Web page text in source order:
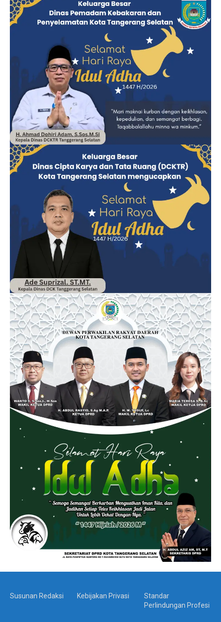
Susunan Redaksi Kebijakan Privasi
Standar
Perlindungan Profesi